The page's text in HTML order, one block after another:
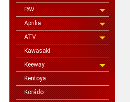
PAV
Aprilia
ATV
Kawasaki
Keeway
Kentoya
Korádo